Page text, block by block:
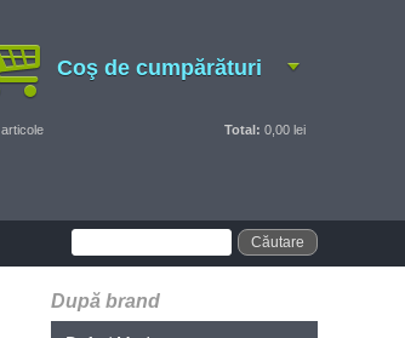
Coş de cumpărături
articole Total: 0,00 lei
După brand